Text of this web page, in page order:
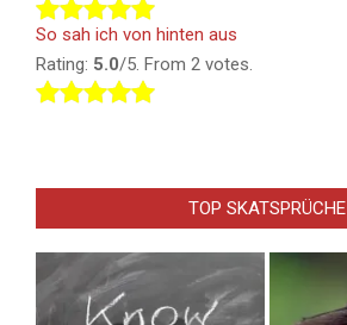
So sah ich von hinten aus
Rating: 5.0/5. From 2 votes.
TOP SKATSPRÜCHE